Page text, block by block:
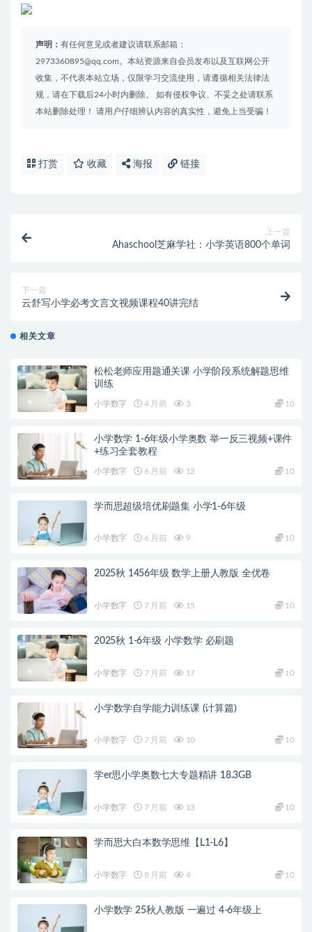
声明： 有任何意见或者建议请联系邮箱：
2973360895@qq.com。本站资源来自会员发布以及互联网公开
收集，不代表本站立场，仅限学习交流使用，请遵循相关法律法
规，请在下载后24小时内删除。 如有侵权争议、不妥之处请联系
本站删除处理！ 请用户仔细辨认内容的真实性，避免上当受骗！
打赏 收藏 海报 链接
上一篇
Ahaschool芝麻学社：小学英语800个单词
下一篇
云舒写小学必考文言文视频课程40讲完结
相关文章
松松老师应用题通关课 小学阶段系统解题思维
训练
小学数字 4 月前 3 10
小学数学 1-6年级小学奥数 举一反三视频+课件
+练习全套教程
小学数字 6 月前 12 10
学而思超级培优刷题集 小学1-6年级
小学数字 6 月前 9 10
2025秋 1456年级 数学上册人教版 全优卷
小学数字 7 月前 15 10
2025秋 1-6年级 小学数学 必刷题
小学数字 7 月前 17 10
小学数学自学能力训练课 (计算篇)
小学数字 7 月前 10 10
学er思小学奥数七大专题精讲 18.3GB
小学数字 7 月前 13 10
学而思大白本数学思维【L1-L6】
小学数字 8 月前 4 10
小学数学 25秋人教版 一遍过 4-6年级上